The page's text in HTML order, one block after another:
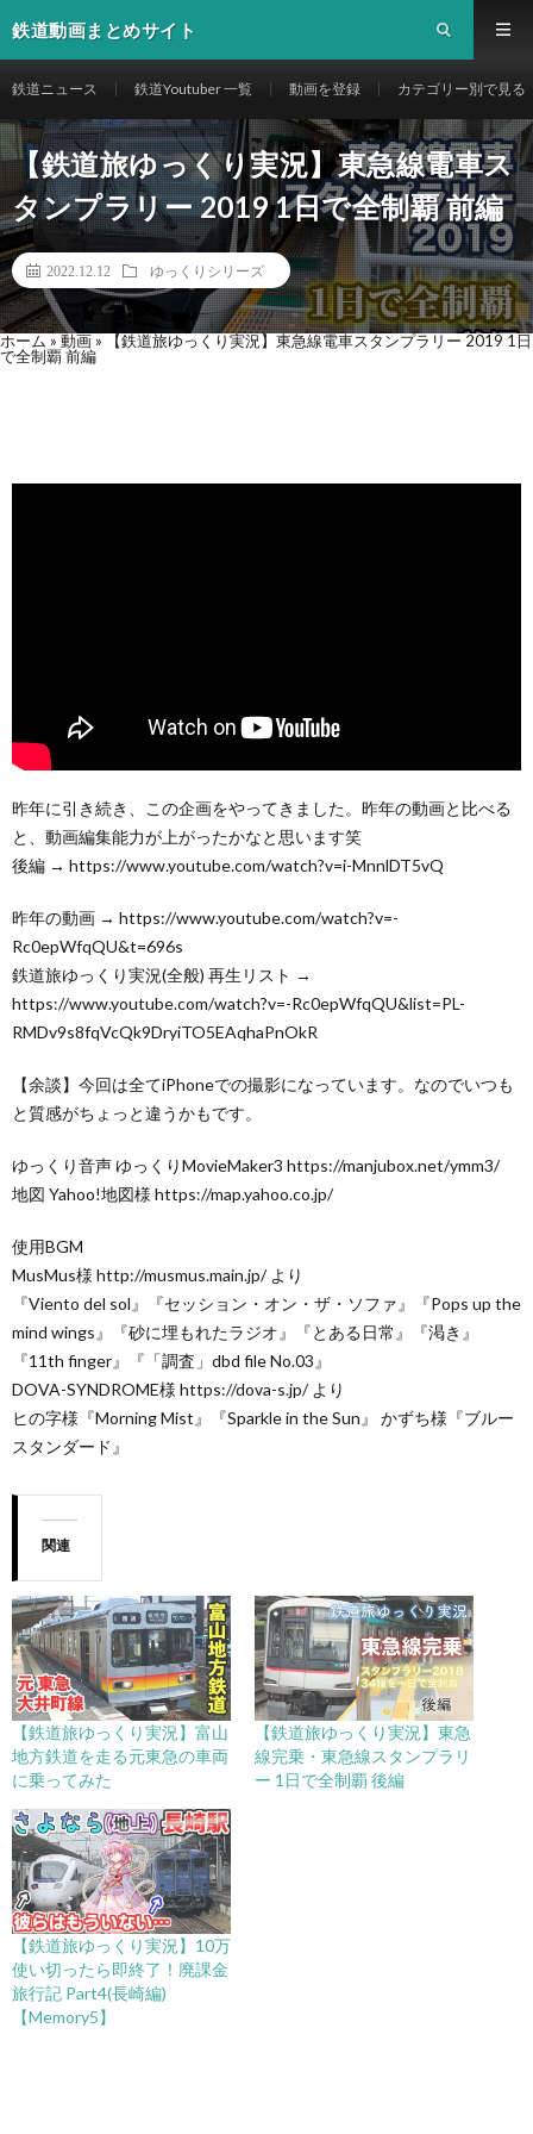
鉄道動画まとめサイト
鉄道ニュース 鉄道Youtuber 一覧 動画を登録 カテゴリー別で見る
【鉄道旅ゆっくり実況】東急線電車ス
タンプラリー 2019 1日で全制覇 前編
2022.12.12 ゆっくりシリーズ
ホーム » 動画 » 【鉄道旅ゆっくり実況】東急線電車スタンプラリー 2019 1日
で全制覇 前編
昨年に引き続き、この企画をやってきました。昨年の動画と比べる
と、動画編集能力が上がったかなと思います笑
後編 → https://www.youtube.com/watch?v=i-MnnlDT5vQ
昨年の動画 → https://www.youtube.com/watch?v=-
Rc0epWfqQU&t=696s
鉄道旅ゆっくり実況(全般) 再生リスト →
https://www.youtube.com/watch?v=-Rc0epWfqQU&list=PL-
RMDv9s8fqVcQk9DryiTO5EAqhaPnOkR
【余談】今回は全てiPhoneでの撮影になっています。なのでいつも
と質感がちょっと違うかもです。
ゆっくり音声 ゆっくりMovieMaker3 https://manjubox.net/ymm3/
地図 Yahoo!地図様 https://map.yahoo.co.jp/
使用BGM
MusMus様 http://musmus.main.jp/ より
『Viento del sol』『セッション・オン・ザ・ソファ』『Pops up the
mind wings』『砂に埋もれたラジオ』『とある日常』『渇き』
『11th finger』『「調査」dbd file No.03』
DOVA-SYNDROME様 https://dova-s.jp/ より
ヒの字様『Morning Mist』『Sparkle in the Sun』 かずち様『ブルー
スタンダード』
関連
【鉄道旅ゆっくり実況】富山
地方鉄道を走る元東急の車両
に乗ってみた
【鉄道旅ゆっくり実況】東急
線完乗・東急線スタンプラリ
ー 1日で全制覇 後編
【鉄道旅ゆっくり実況】10万
使い切ったら即終了！廃課金
旅行記 Part4(長崎編)
【Memory5】